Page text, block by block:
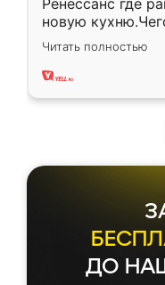
Ренессанс где
новую
вполне
два года,
Читать полностью
ДО